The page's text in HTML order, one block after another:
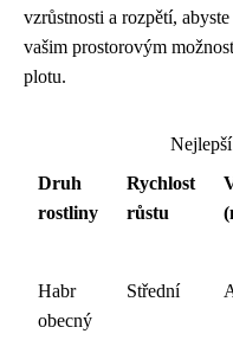
vzrůstnosti a rozpětí,
vašim prostorovým
plotu.
Druh
rostliny
Rychlost
růstu
Habr
obecný
Střední